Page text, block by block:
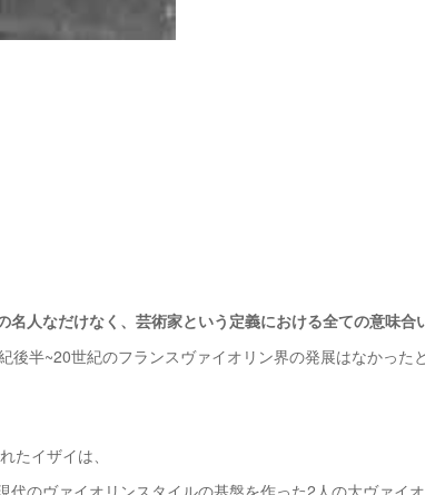
名人なだけなく、芸術家という定義における全ての意味合
後半~20世紀のフランスヴァイオリン界の発展はなかった
たイザイは、